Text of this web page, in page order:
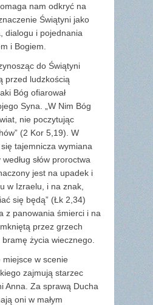
nam odkryć na
Świątyni jako
dialogu i pojednania
i Bogiem.
do Świątyni
przed ludzkością
Bóg ofiarował
Syna. „W Nim Bóg
nie poczytując
(2 Kor 5,19). W
tajemnicza wymiana
słów proroctwa
jest na upadek i
w Izraelu, i na znak,
się będą” (Łk 2,34)
z panowania śmierci i na
przez grzech
bramę życia wiecznego.
miejsce w scenie
zajmują starzec
Anna. Za sprawą Ducha
oni w małym